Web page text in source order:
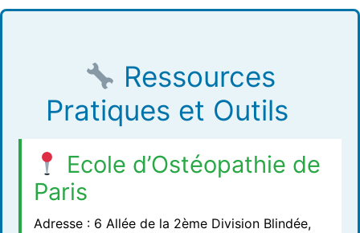
Ressources
Pratiques et Outils
Ecole d’Ostéopathie de
Paris
Adresse : 6 Allée de la 2ème Division Blindée,